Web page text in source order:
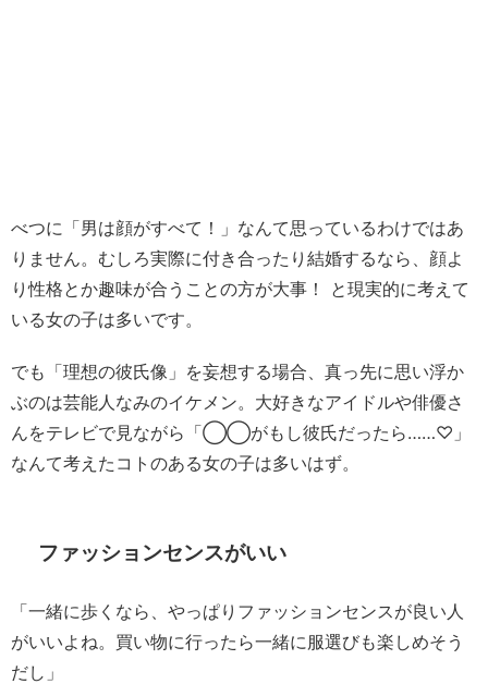
べつに「男は顔がすべて！」なんて思っているわけではあ
りません。むしろ実際に付き合ったり結婚するなら、顔よ
り性格とか趣味が合うことの方が大事！ と現実的に考えて
いる女の子は多いです。
でも「理想の彼氏像」を妄想する場合、真っ先に思い浮か
ぶのは芸能人なみのイケメン。大好きなアイドルや俳優さ
んをテレビで見ながら「◯◯がもし彼氏だったら……♡」
なんて考えたコトのある女の子は多いはず。
ファッションセンスがいい
「一緒に歩くなら、やっぱりファッションセンスが良い人
がいいよね。買い物に行ったら一緒に服選びも楽しめそう
だし」